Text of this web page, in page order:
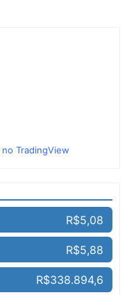
TradingView
R$5,08
R$5,88
R$338.894,6